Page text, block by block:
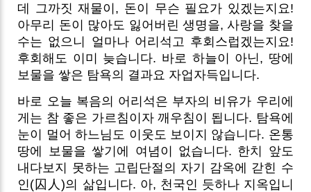
데 그까짓 재물이, 돈이 무슨 필요가 있겠는지요!
아무리 돈이 많아도 잃어버린 생명을, 사랑을 찾을
수는 없으니 얼마나 어리석고 후회스럽겠는지요!
후회해도 이미 늦습니다. 바로 하늘이 아닌, 땅에
보물을 쌓은 탐욕의 결과요 자업자득입니다.
바로 오늘 복음의 어리석은 부자의 비유가 우리에
게는 참 좋은 가르침이자 깨우침이 됩니다. 탐욕에
눈이 멀어 하느님도 이웃도 보이지 않습니다. 온통
땅에 보물을 쌓기에 여념이 없습니다. 한치 앞도
내다보지 못하는 고립단절의 자기 감옥에 갇힌 수
인(囚人)의 삶입니다. 아, 천국인 듯하나 지옥입니